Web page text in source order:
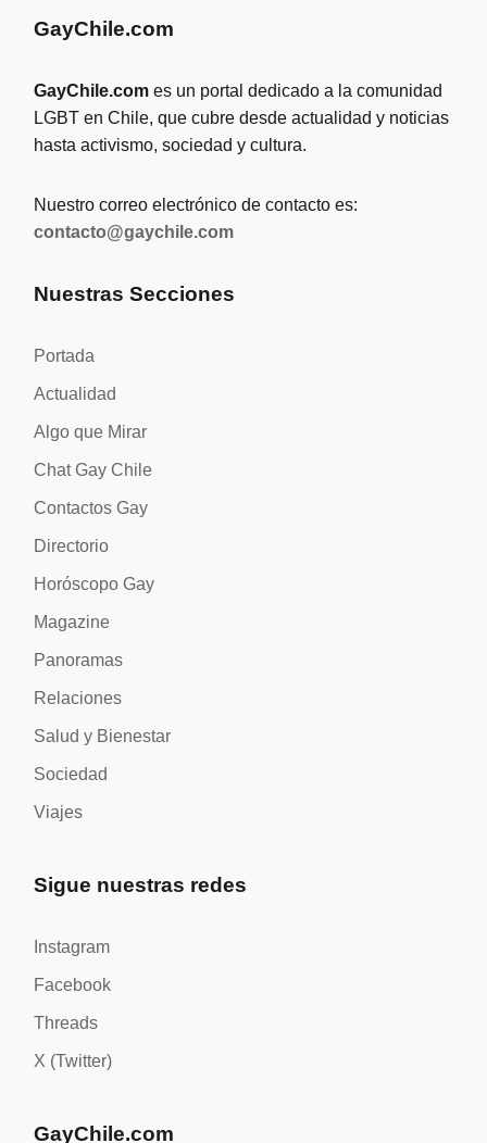
GayChile.com
GayChile.com es un portal dedicado a la comunidad
LGBT en Chile, que cubre desde actualidad y noticias
hasta activismo, sociedad y cultura.
Nuestro correo electrónico de contacto es:
contacto@gaychile.com
Nuestras Secciones
Portada
Actualidad
Algo que Mirar
Chat Gay Chile
Contactos Gay
Directorio
Horóscopo Gay
Magazine
Panoramas
Relaciones
Salud y Bienestar
Sociedad
Viajes
Sigue nuestras redes
Instagram
Facebook
Threads
X (Twitter)
GayChile.com